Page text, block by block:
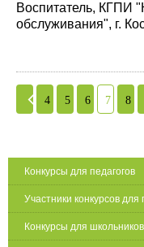
Воспитатель, КГПИ
обслуживания", г.
4 5 6 7 8
Конкурсы для педагогов
Участники конкурсов для
Конкурсы для школьников